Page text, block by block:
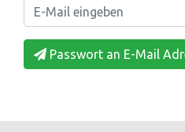
Passwort an E-Mail